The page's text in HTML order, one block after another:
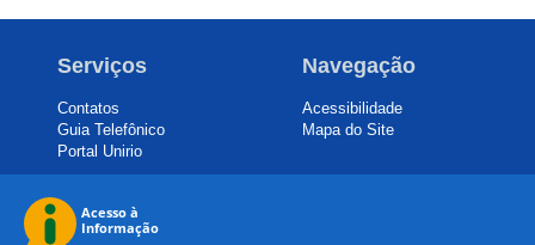
Serviços
Contatos
Guia Telefônico
Portal Unirio
Navegação
Acessibilidade
Mapa do Site